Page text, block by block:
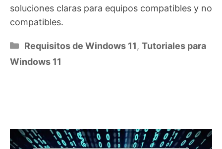
soluciones claras para equipos compatibles y no
compatibles.
Categorías
Requisitos de Windows 11, Tutoriales para
Windows 11